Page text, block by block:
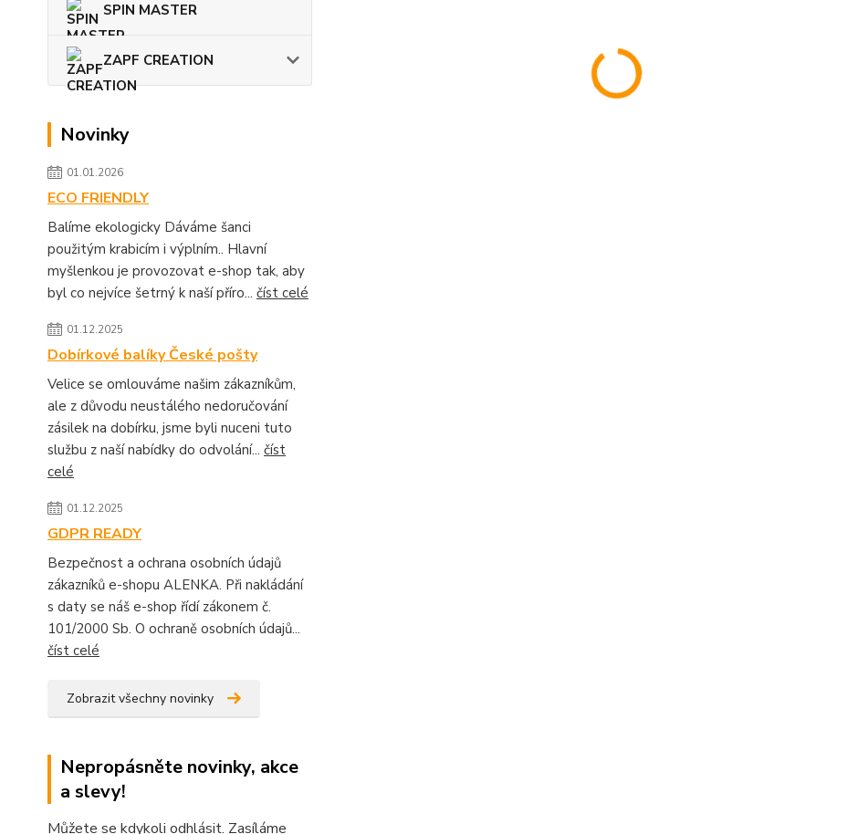
SPIN MASTER
ZAPF CREATION
Novinky
01.01.2026
ECO FRIENDLY
Balíme ekologicky Dáváme šanci
použitým krabicím i výplním.. Hlavní
myšlenkou je provozovat e-shop tak, aby
byl co nejvíce šetrný k naší příro... číst celé
01.12.2025
Dobírkové balíky České pošty
Velice se omlouváme našim zákazníkům,
ale z důvodu neustálého nedoručování
zásilek na dobírku, jsme byli nuceni tuto
službu z naší nabídky do odvolání... číst
celé
01.12.2025
GDPR READY
Bezpečnost a ochrana osobních údajů
zákazníků e-shopu ALENKA. Při nakládání
s daty se náš e-shop řídí zákonem č.
101/2000 Sb. O ochraně osobních údajů...
číst celé
Zobrazit všechny novinky
Nepropásněte novinky, akce
a slevy!
Můžete se kdykoli odhlásit. Zasíláme